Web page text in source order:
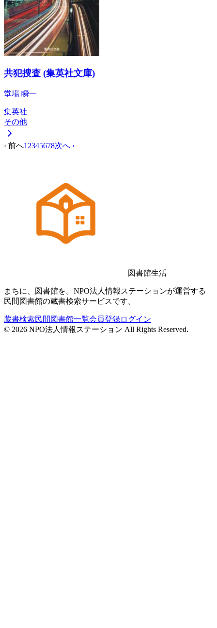
共犯捜査 (集英社文庫)
堂場 瞬一
集英社
その他
‹ 前へ1 2345678次へ ›
図書館生活
まちに、図書館を。NPO法人情報ステーションが運営する
民間図書館の蔵書検索サービスです。
蔵書検索民間図書館一覧会員登録ログイン
© 2026 NPO法人情報ステーション All Rights Reserved.